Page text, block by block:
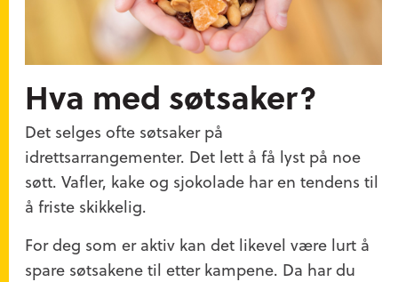
Hva med søtsaker?
Det selges ofte søtsaker på
idrettsarrangementer. Det lett å få lyst på noe
søtt. Vafler, kake og sjokolade har en tendens til
å friste skikkelig.
For deg som er aktiv kan det likevel være lurt å
spare søtsakene til etter kampene. Da har du